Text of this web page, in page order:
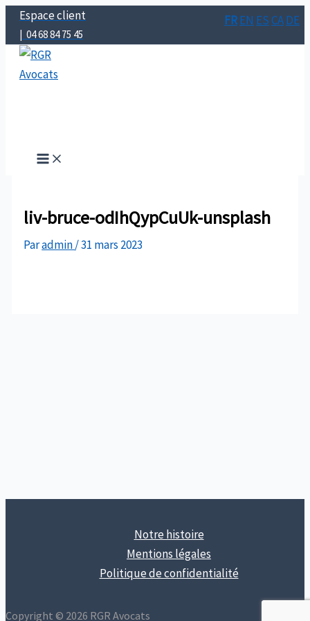
Aller
contenu
Espace client
| 04 68 84 75 45
liv-bruce-odIhQypCuUk-unsplash
Paradmin/31 mars 2023
Notre histoire
Mentions légales
Politique de confidentialité
Copyright © 2026 RGR Avocats
FREN ESCADE